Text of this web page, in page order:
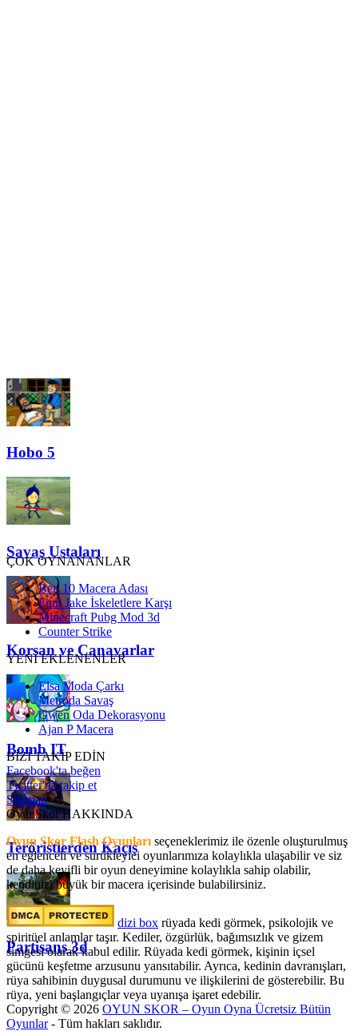
Hobo 5
Savaş Ustaları
Korsan ve Canavarlar
Bomb IT
Teröristlerden Kaçış
Partisans 3d
ÇOK OYNANANLAR
Ben 10 Macera Adası
Finn Jake İskeletlere Karşı
Minecraft Pubg Mod 3d
Counter Strike
YENİ EKLENENLER
Elsa Moda Çarkı
Metroda Savaş
Gwen Oda Dekorasyonu
Ajan P Macera
BİZİ TAKİP EDİN
Facebook'ta beğen
Twitter'da takip et
Sitemap
OyunSkor HAKKINDA
Oyun Skor Flash Oyunları seçeneklerimiz ile özenle oluşturulmuş
en eğlenceli ve sürükleyici oyunlarımıza kolaylıkla ulaşabilir ve siz
de daha keyifli bir oyun deneyimine kolaylıkla sahip olabilir,
kendinizi büyük bir macera içerisinde bulabilirsiniz.
dizi box rüyada kedi görmek​, psikolojik ve
spiritüel anlamlar taşır. Kediler, özgürlük, bağımsızlık ve gizem
simgesi olarak kabul edilir. Rüyada kedi görmek, kişinin içsel
gücünü keşfetme arzusunu yansıtabilir. Ayrıca, kedinin davranışları,
rüya sahibinin duygusal durumunu ve ilişkilerini de gösterebilir. Bu
rüya, yeni başlangıçlar veya uyanışa işaret edebilir.
Copyright © 2026 OYUN SKOR – Oyun Oyna Ücretsiz Bütün
Oyunlar- Tüm hakları saklıdır.